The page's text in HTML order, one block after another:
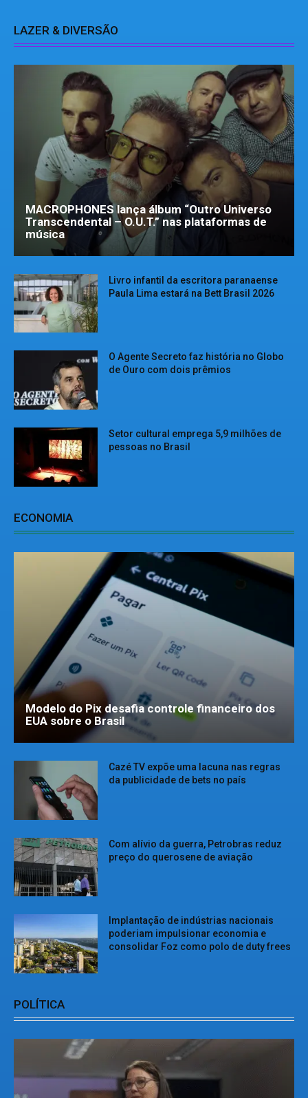
LAZER & DIVERSÃO
MACROPHONES lança álbum “Outro Universo
Transcendental – O.U.T.” nas plataformas de
música
Livro infantil da escritora paranaense
Paula Lima estará na Bett Brasil 2026
O Agente Secreto faz história no Globo
de Ouro com dois prêmios
Setor cultural emprega 5,9 milhões de
pessoas no Brasil
ECONOMIA
Modelo do Pix desafia controle financeiro dos
EUA sobre o Brasil
Cazé TV expõe uma lacuna nas regras
da publicidade de bets no país
Com alívio da guerra, Petrobras reduz
preço do querosene de aviação
Implantação de indústrias nacionais
poderiam impulsionar economia e
consolidar Foz como polo de duty frees
POLÍTICA